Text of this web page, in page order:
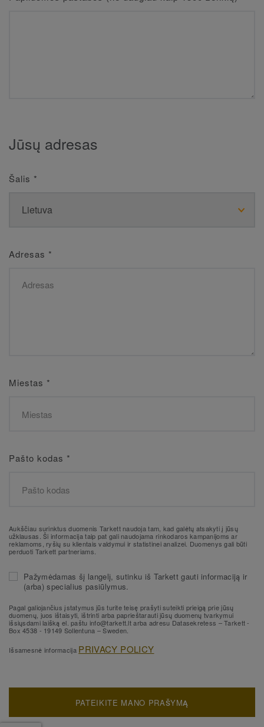
Jūsų adresas
Šalis *
Adresas *
Miestas *
Pašto kodas *
Aukščiau surinktus duomenis Tarkett naudoja tam, kad galėtų atsakyti į jūsų
užklausas. Ši informacija taip pat gali naudojama rinkodaros kampanijoms ar
reklamoms, ryšių su klientais valdymui ir statistinei analizei. Duomenys gali būti
perduoti Tarkett partneriams.
Pažymėdamas šį langelį, sutinku iš Tarkett gauti informaciją ir
(arba) specialius pasiūlymus.
Pagal galiojančius įstatymus jūs turite teisę prašyti suteikti prieigą prie jūsų
duomenų, juos ištaisyti, ištrinti arba paprieštarauti jūsų duomenų tvarkymui
išsiųsdami laišką el. paštu info@tarkett.lt arba adresu Datasekretess – Tarkett -
Box 4538 - 19149 Sollentuna – Sweden.
Išsamesnė informacija PRIVACY POLICY
PATEIKITE MANO PRAŠYMĄ